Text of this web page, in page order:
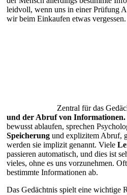
leidvoll, wenn uns in einer Prüfung
wir beim Einkaufen etwas vergessen.
Zentral für das
und der Abruf von Informationen.
bewusst ablaufen, sprechen
Speicherung und explizitem Abruf,
werden sie implizit genannt. Viele
passieren automatisch, und dies ist
vieles, ohne es uns vorzunehmen.
bestimmte Informationen ab.
Das Gedächtnis spielt eine wichtige